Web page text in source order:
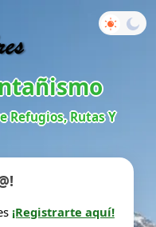
Refugios, Rutas Y
¡Registrarte aquí!